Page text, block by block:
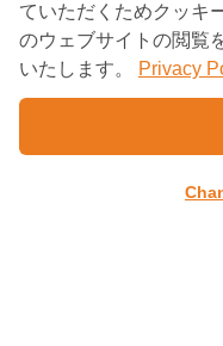
Ltd.
企
式
事
ていただくためクッキ
のウェブサイトの閲覧
いたします。
Privacy